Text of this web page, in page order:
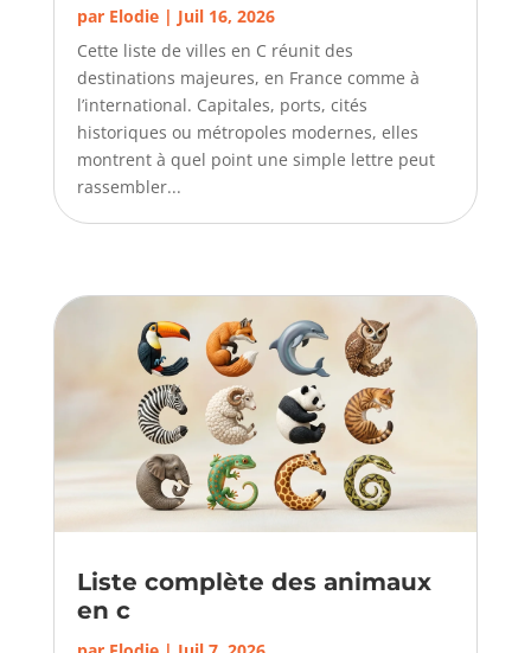
par Elodie| Juil 16, 2026
Cette liste de villes en C réunit des
destinations majeures, en France comme à
l’international. Capitales, ports, cités
historiques ou métropoles modernes, elles
montrent à quel point une simple lettre peut
rassembler...
Liste complète des animaux
en c